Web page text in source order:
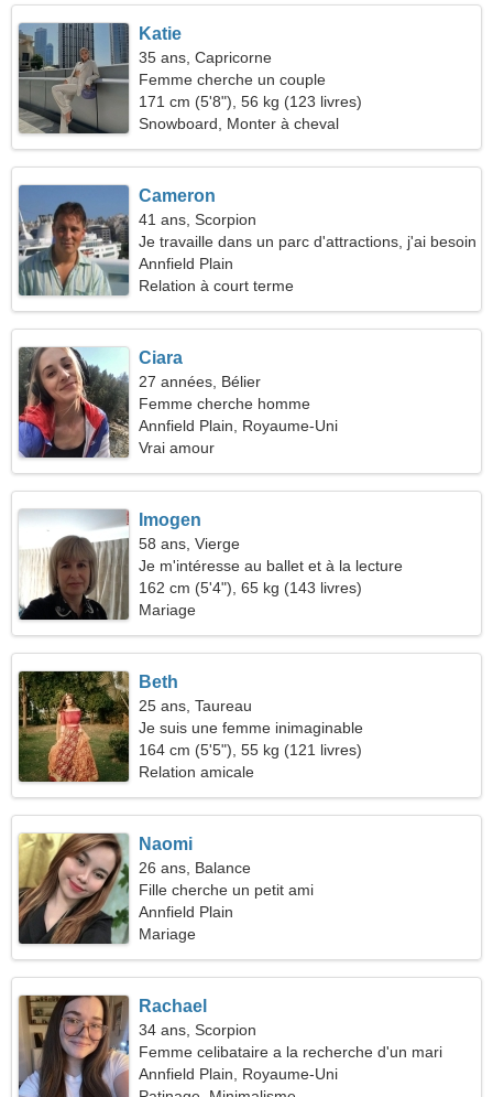
Katie
35 ans, Capricorne
Femme cherche un couple
171 cm (5'8"), 56 kg (123 livres)
Snowboard, Monter à cheval
Cameron
41 ans, Scorpion
Je travaille dans un parc d'attractions, j'ai besoin
d'une femme romantique
Annfield Plain
Relation à court terme
Ciara
27 années, Bélier
Femme cherche homme
Annfield Plain, Royaume-Uni
Vrai amour
Imogen
58 ans, Vierge
Je m'intéresse au ballet et à la lecture
162 cm (5'4"), 65 kg (143 livres)
Mariage
Beth
25 ans, Taureau
Je suis une femme inimaginable
164 cm (5'5"), 55 kg (121 livres)
Relation amicale
Naomi
26 ans, Balance
Fille cherche un petit ami
Annfield Plain
Mariage
Rachael
34 ans, Scorpion
Femme celibataire a la recherche d'un mari
Annfield Plain, Royaume-Uni